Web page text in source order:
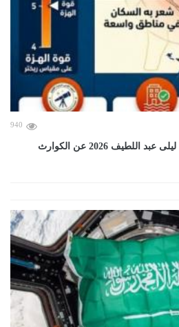
940
بعد زلزال مصر اليوم.. توقعات ليلى عبد اللطيف 2026 عن الكوارث